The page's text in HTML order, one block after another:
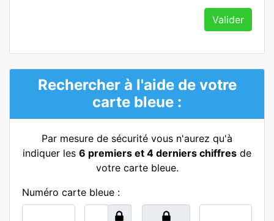
Valider
Rechercher à l'aide de votre
carte bleue :
Par mesure de sécurité vous n'aurez qu'à
indiquer les 6 premiers et 4 derniers chiffres de
votre carte bleue.
Numéro carte bleue :